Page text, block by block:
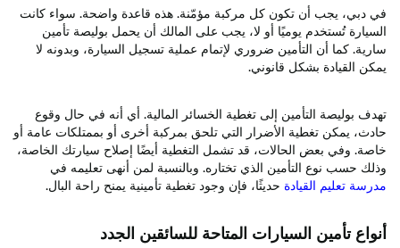
في دبي، يجب أن تكون كل مركبة مؤمّنة. هذه قاعدة واضحة. سواء كانت
السيارة تُستخدم يوميًا أو لا، يجب على المالك أن يحمل بوليصة تأمين
سارية. كما أن التأمين ضروري لإتمام عملية تسجيل السيارة، وبدونه لا
يمكن القيادة بشكل قانوني.
تهدف بوليصة التأمين إلى تغطية الخسائر المالية. أي أنه في حال وقوع
حادث، يمكن تغطية الأضرار التي تلحق بمركبة أخرى أو بممتلكات عامة أو
خاصة. وفي بعض الحالات، قد تشمل التغطية أيضًا إصلاح سيارتك الخاصة،
وذلك حسب نوع التأمين الذي تختاره. وبالنسبة لمن أنهى تعليمه في
مدرسة تعليم القيادة حديثًا، فإن وجود تغطية تأمينية يمنح راحة البال.
أنواع تأمين السيارات المتاحة للسائقين الجدد